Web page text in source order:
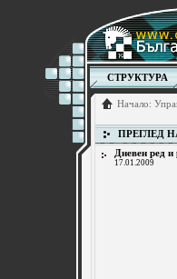
СТРУКТУРА
Начало:
ПРЕГЛЕД
Дневен ред и
17.01.2009